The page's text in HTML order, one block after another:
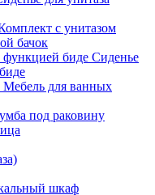
с унитазом
бачок
Сиденье
Мебель для ванных
под раковину
шкаф